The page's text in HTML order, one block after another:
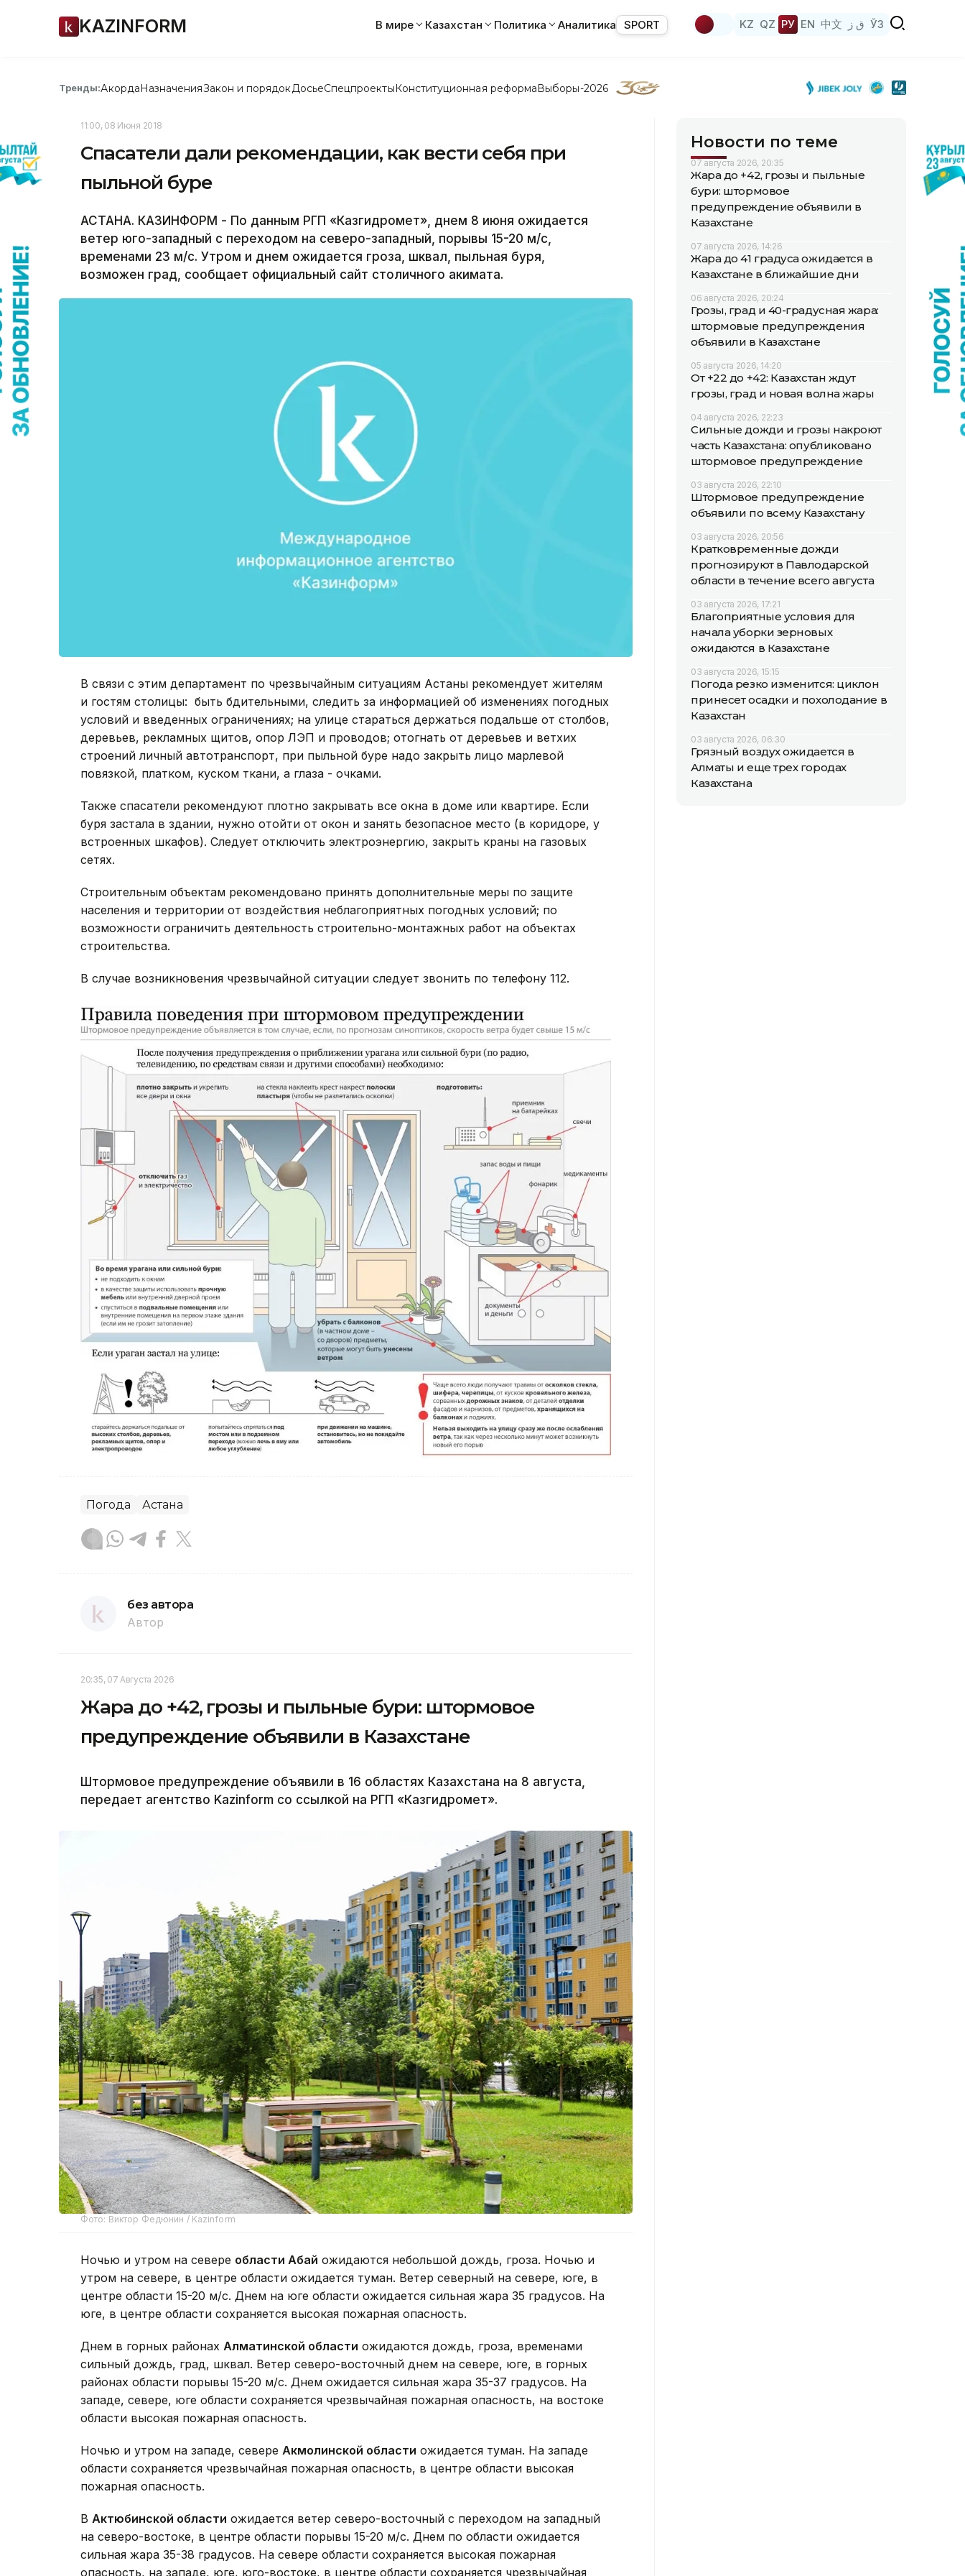
KAZINFORM В мире Казахстан Политика Аналитика SPORT KZ QZ РУ EN 中文 ق ز ЎЗ
Тренды:АкордаНазначенияЗакон и порядок ДосьеСпецпроектыКонституционная реформаВыборы-2026
11:00, 08 Июня 2018
Спасатели дали рекомендации, как вести себя при
пыльной буре
АСТАНА. КАЗИНФОРМ - По данным РГП «Казгидромет», днем 8 июня ожидается
ветер юго-западный с переходом на северо-западный, порывы 15-20 м/с,
временами 23 м/с. Утром и днем ожидается гроза, шквал, пыльная буря,
возможен град, сообщает официальный сайт столичного акимата.
В связи с этим департамент по чрезвычайным ситуациям Астаны рекомендует жителям
и гостям столицы: быть бдительными, следить за информацией об изменениях погодных
условий и введенных ограничениях; на улице стараться держаться подальше от столбов,
деревьев, рекламных щитов, опор ЛЭП и проводов; отогнать от деревьев и ветхих
строений личный автотранспорт, при пыльной буре надо закрыть лицо марлевой
повязкой, платком, куском ткани, а глаза - очками.
Также спасатели рекомендуют плотно закрывать все окна в доме или квартире. Если
буря застала в здании, нужно отойти от окон и занять безопасное место (в коридоре, у
встроенных шкафов). Следует отключить электроэнергию, закрыть краны на газовых
сетях.
Строительным объектам рекомендовано принять дополнительные меры по защите
населения и территории от воздействия неблагоприятных погодных условий; по
возможности ограничить деятельность строительно-монтажных работ на объектах
строительства.
В случае возникновения чрезвычайной ситуации следует звонить по телефону 112.
Погода Астана
без автора
Автор
20:35, 07 Августа 2026
Жара до +42, грозы и пыльные бури: штормовое
предупреждение объявили в Казахстане
Штормовое предупреждение объявили в 16 областях Казахстана на 8 августа,
передает агентство Kazinform со ссылкой на РГП «Казгидромет».
Фото: Виктор Федюнин / Kazinform
Ночью и утром на севере области Абай ожидаются небольшой дождь, гроза. Ночью и
утром на севере, в центре области ожидается туман. Ветер северный на севере, юге, в
центре области 15-20 м/с. Днем на юге области ожидается сильная жара 35 градусов. На
юге, в центре области сохраняется высокая пожарная опасность.
Днем в горных районах Алматинской области ожидаются дождь, гроза, временами
сильный дождь, град, шквал. Ветер северо-восточный днем на севере, юге, в горных
районах области порывы 15-20 м/с. Днем ожидается сильная жара 35-37 градусов. На
западе, севере, юге области сохраняется чрезвычайная пожарная опасность, на востоке
области высокая пожарная опасность.
Ночью и утром на западе, севере Акмолинской области ожидается туман. На западе
области сохраняется чрезвычайная пожарная опасность, в центре области высокая
пожарная опасность.
В Актюбинской области ожидается ветер северо-восточный с переходом на западный
на северо-востоке, в центре области порывы 15-20 м/с. Днем по области ожидается
сильная жара 35-38 градусов. На севере области сохраняется высокая пожарная
опасность, на западе, юге, юго-востоке, в центре области сохраняется чрезвычайная
Новости по теме
07 августа 2026, 20:35
Жара до +42, грозы и пыльные
бури: штормовое
предупреждение объявили в
Казахстане
07 августа 2026, 14:26
Жара до 41 градуса ожидается в
Казахстане в ближайшие дни
06 августа 2026, 20:24
Грозы, град и 40-градусная жара:
штормовые предупреждения
объявили в Казахстане
05 августа 2026, 14:20
От +22 до +42: Казахстан ждут
грозы, град и новая волна жары
04 августа 2026, 22:23
Сильные дожди и грозы накроют
часть Казахстана: опубликовано
штормовое предупреждение
03 августа 2026, 22:10
Штормовое предупреждение
объявили по всему Казахстану
03 августа 2026, 20:56
Кратковременные дожди
прогнозируют в Павлодарской
области в течение всего августа
03 августа 2026, 17:21
Благоприятные условия для
начала уборки зерновых
ожидаются в Казахстане
03 августа 2026, 15:15
Погода резко изменится: циклон
принесет осадки и похолодание в
Казахстан
03 августа 2026, 06:30
Грязный воздух ожидается в
Алматы и еще трех городах
Казахстана